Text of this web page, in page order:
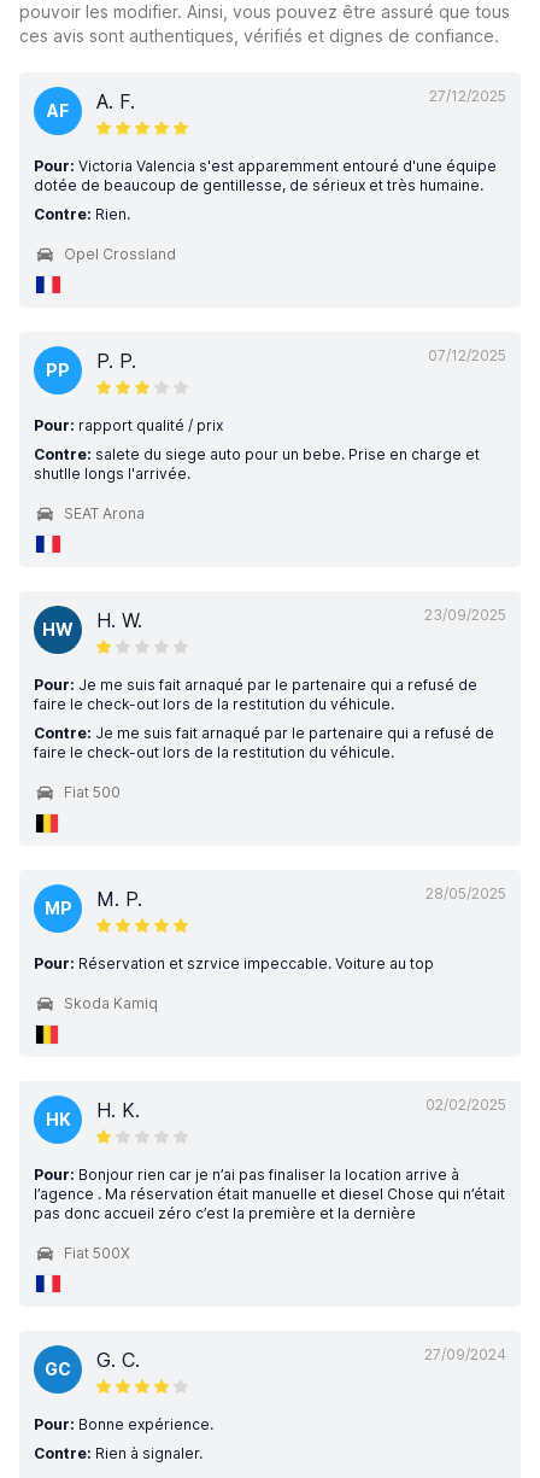
pouvoir les modifier. Ainsi, vous pouvez être assuré que tous
ces avis sont authentiques, vérifiés et dignes de confiance.
27/12/2025
AF A. F.
Pour: Victoria Valencia s'est apparemment entouré d'une équipe
dotée de beaucoup de gentillesse, de sérieux et très humaine.
Contre: Rien.
Opel Crossland
07/12/2025
PP P. P.
Pour: rapport qualité / prix
Contre: salete du siege auto pour un bebe. Prise en charge et
shutlle longs l'arrivée.
SEAT Arona
23/09/2025
HW H. W.
Pour: Je me suis fait arnaqué par le partenaire qui a refusé de
faire le check-out lors de la restitution du véhicule.
Contre: Je me suis fait arnaqué par le partenaire qui a refusé de
faire le check-out lors de la restitution du véhicule.
Fiat 500
28/05/2025
MP M. P.
Pour: Réservation et szrvice impeccable. Voiture au top
Skoda Kamiq
02/02/2025
HK H. K.
Pour: Bonjour rien car je n’ai pas finaliser la location arrive à
l’agence . Ma réservation était manuelle et diesel Chose qui n’était
pas donc accueil zéro c’est la première et la dernière
Fiat 500X
27/09/2024
GC G. C.
Pour: Bonne expérience.
Contre: Rien à signaler.